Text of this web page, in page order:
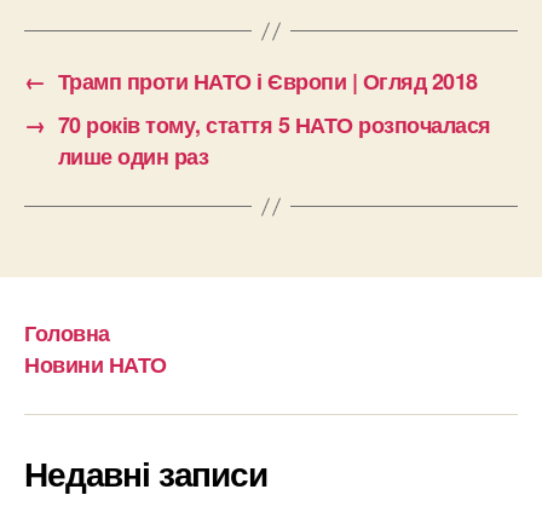
← Трамп проти НАТО і Європи | Огляд 2018
→ 70 років тому, стаття 5 НАТО розпочалася
лише один раз
Головна
Новини НАТО
Недавні записи